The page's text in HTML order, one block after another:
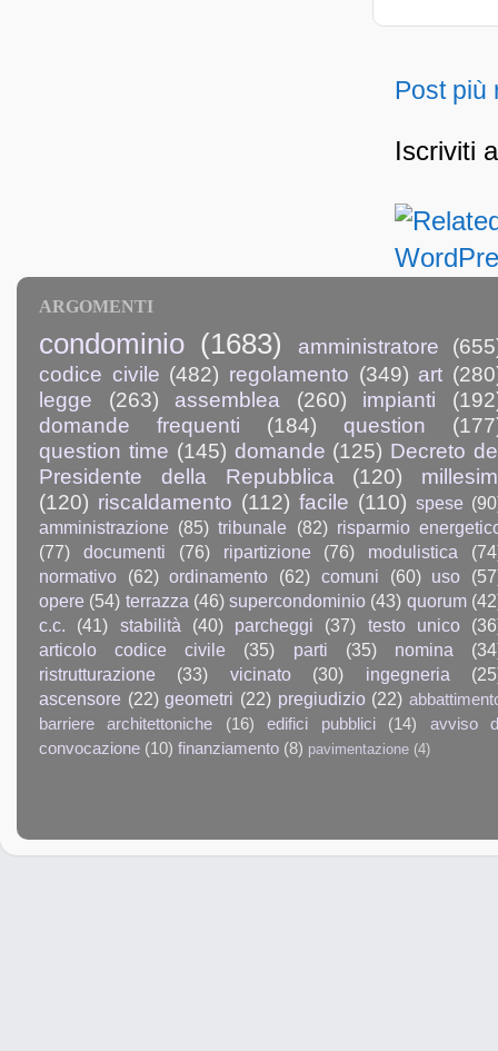
Post più
Iscriviti
ARGOMENTI
condominio (1683) amministratore
codice civile (482) regolamento (349) art
legge
(263) assemblea (260) impianti
domande frequenti
(184) question
question time (145) domande (125) Decreto
Presidente della Repubblica
(120)
(120) riscaldamento (112) facile (110) spese
amministrazione (85) tribunale (82) risparmio
(77)
documenti (76) ripartizione (76) modulistica
normativo
(62) ordinamento (62) comuni (60) uso
opere (54) terrazza (46) supercondominio (43) quorum
c.c.
(41) stabilità (40) parcheggi (37) testo unico
articolo codice civile
(35) parti (35) nomina
ristrutturazione
(33) vicinato (30) ingegneria
ascensore (22) geometri (22) pregiudizio (22)
barriere architettoniche
(16) edifici pubblici (14)
avviso
convocazione (10) finanziamento (8) pavimentazione (4)